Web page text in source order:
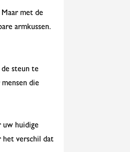
met de
armkussen.
steun te
die
uw huidige
het verschil dat